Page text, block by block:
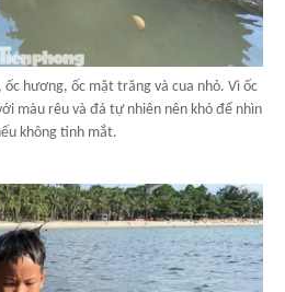
ốc hương, ốc mặt trăng và cua nhỏ. Vì ốc
màu rêu và đá tự nhiên nên khó để nhìn
không tinh mắt.